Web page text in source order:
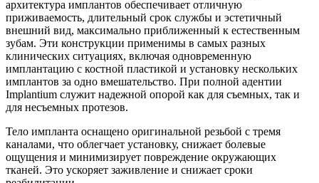
архитектура имплантов обеспечивает отличную
приживаемость, длительный срок службы и эстетичный
внешний вид, максимально приближенный к естественным
зубам. Эти конструкции применимы в самых разных
клинических ситуациях, включая одновременную
имплантацию с костной пластикой и установку нескольких
имплантов за одно вмешательство. При полной адентии
Implantium служит надежной опорой как для съемных, так и
для несъемных протезов.
Тело импланта оснащено оригинальной резьбой с тремя
каналами, что облегчает установку, снижает болевые
ощущения и минимизирует повреждение окружающих
тканей. Это ускоряет заживление и снижает сроки